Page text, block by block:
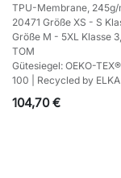
TPU-Membrane, 245g/
20471 Größe XS - S
Größe M - 5XL Klasse
TOM
Gütesiegel: OEKO-
100 | Recycled by ELKA
104,70€